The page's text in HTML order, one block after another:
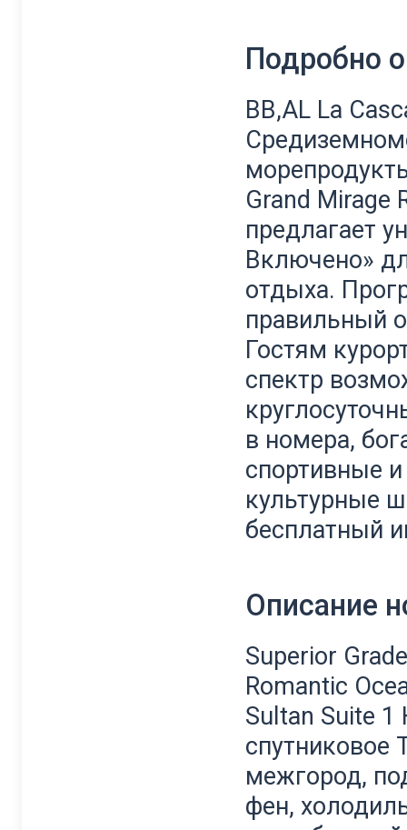
Подробно
BB,AL La
Grand Mirage
предлагает
Включено»
отдыха.
правильный
Гостям
спектр
в номера,
спортивные
культурные
бесплатный
Описание
Superior
Romantic
Sultan Suite 1
спутниковое
межгород,
фен,